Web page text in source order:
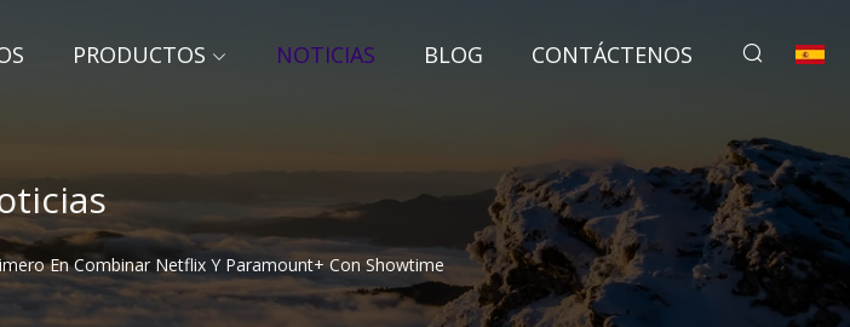
PRODUCTOS NOTICIAS BLOG CONTÁCTENOS
En Combinar Netflix Y Paramount+ Con Showtime